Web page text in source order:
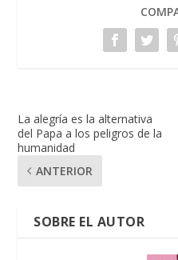
La alegría es la alternativa
del Papa a los peligros de la
humanidad
ANTERIOR
SOBRE EL AUTOR